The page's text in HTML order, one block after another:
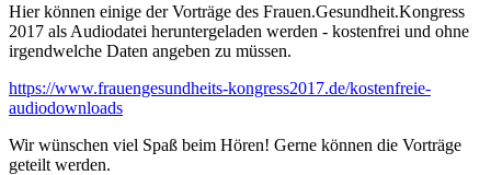
Hier können einige der Vorträge des Frauen.Gesundheit.Kongress
2017 als Audiodatei heruntergeladen werden - kostenfrei und ohne
irgendwelche Daten angeben zu müssen.
https://www.frauengesundheits-kongress2017.de/kostenfreie-
audiodownloads
Wir wünschen viel Spaß beim Hören! Gerne können die Vorträge
geteilt werden.